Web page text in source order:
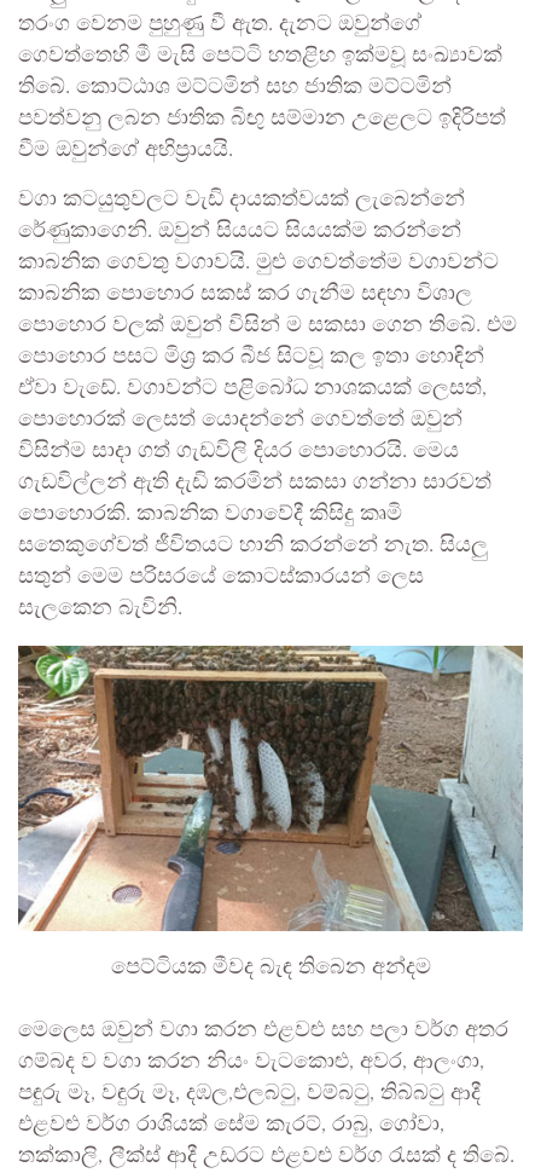
තරංග වෙනම පුහුණු වී ඇත. දැනට ඔවුන්ගේ
ගෙවත්තෙහි මී මැසි පෙට්ටි හතළිහ ඉක්මවූ සංඛ්‍යාවක්
තිබේ. කොට්ඨාශ මට්ටමින් සහ ජාතික මට්ටමින්
පවත්වනු ලබන ජාතික බිඟු සම්මාන උළෙලට ඉදිරිපත්
වීම ඔවුන්ගේ අභිප්‍රායයි.
වගා කටයුතුවලට වැඩි දායකත්වයක් ලැබෙන්නේ
රේණුකාගෙනි. ඔවුන් සියයට සියයක්ම කරන්නේ
කාබනික ගෙවතු වගාවයි. මුළු ගෙවත්තේම වගාවන්ට
කාබනික පොහොර සකස් කර ගැනීම සඳහා විශාල
පොහොර වලක් ඔවුන් විසින් ම සකසා ගෙන තිබේ. එම
පොහොර පසට මිශ්‍ර කර බීජ සිටවූ කල ඉතා හොඳින්
ඒවා වැඩේ. වගාවන්ට පළිබෝධ නාශකයක් ලෙසත්,
පොහොරක් ලෙසත් යොදන්නේ ගෙවත්තේ ඔවුන්
විසින්ම සාදා ගත් ගැඩවිලි දියර පොහොරයි. මෙය
ගැඩවිල්ලන් ඇති දැඩි කරමින් සකසා ගන්නා සාරවත්
පොහොරකි. කාබනික වගාවේදී කිසිදු කෘමි
සතෙකුගේවත් ජීවිතයට හානි කරන්නේ නැත. සියලු
සතුන් මෙම පරිසරයේ කොටස්කාරයන් ලෙස
සැලකෙන බැවිනි.
පෙට්ටියක මීවද බැඳ තිබෙන අන්දම
මෙලෙස ඔවුන් වගා කරන එළවළු සහ පලා වර්ග අතර
ගම්බද ව වගා කරන නියං වැටකොළු, අවර, ආලංගා,
පඳුරු මෑ, වඳුරු මෑ, දඹල,එලබටු, වම්බටු, තිබ්බටු ආදී
එළවළු වර්ග රාශියක් සේම කැරට්, රාබු, ගෝවා,
තක්කාලි, ලීක්ස් ආදී උඩරට එළවළු වර්ග රැසක් ද තිබේ.